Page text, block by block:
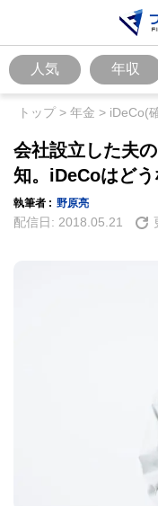
人気 年収
トップ> 年金 > iDeCo(
会社設立した夫
知。iDeCoはどう
執筆者 : 野原亮
配信日: 2018.05.21